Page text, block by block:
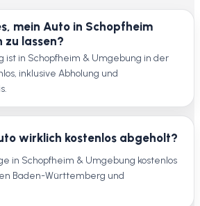
mein Auto in Schopfheim
lassen?
ist in Schopfheim & Umgebung in der
inklusive Abholung und
wirklich kostenlos abgeholt?
in Schopfheim & Umgebung kostenlos
Baden-Württemberg und